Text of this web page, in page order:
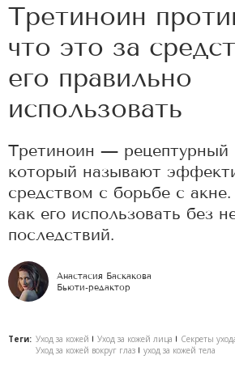
Третиноин
что это за
его правильно
использовать
Третиноин — рецептурный
который называют
средством с борьбе с
как его использовать без
последствий.
Анастасия Баскакова
Бьюти-редактор
Теги: Уход за кожей Уход за кожей лица
Секреты
Уход за кожей вокруг глаз
уход за кожей тела